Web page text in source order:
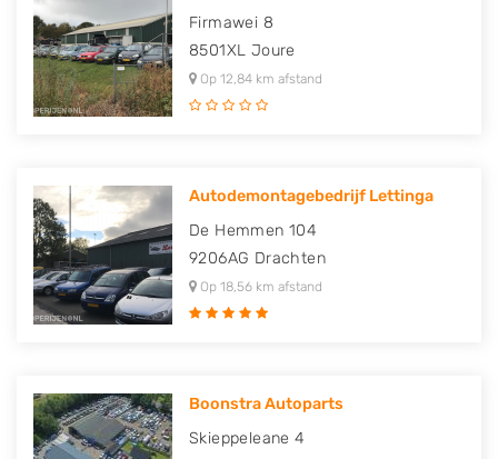
Firmawei 8
8501XL Joure
Op 12,84 km afstand
Autodemontagebedrijf Lettinga
De Hemmen 104
9206AG Drachten
Op 18,56 km afstand
Boonstra Autoparts
Skieppeleane 4